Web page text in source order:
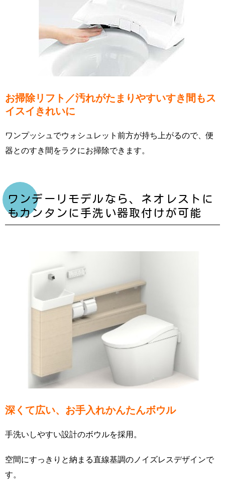
き、お掃除ラクラクです。
お掃除リフト／汚れがたまりやすいすき間もス
器とのすき間をラクにお掃除できます。
ワンデーリモデルなら、ネオレストに
もカンタンに手洗い器取付けが可能